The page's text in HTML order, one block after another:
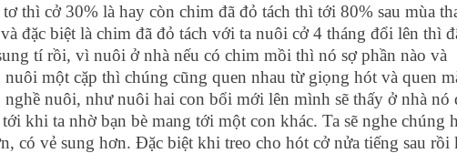
thì cở 30% là hay còn chim đã đỏ tách thì tới 80% sau mùa
đặc biệt là chim đã đỏ tách với ta nuôi cở 4 tháng đổi lên thì
tí rồi, vì nuôi ở nhà nếu có chim mồi thì nó sợ phần nào và
một cặp thì chúng cũng quen nhau từ giọng hót và quen
nuôi, như nuôi hai con bổi mới lên mình sẽ thấy ở nhà nó
khi ta nhờ bạn bè mang tới một con khác. Ta sẽ nghe chúng
có vẻ sung hơn. Đặc biệt khi treo cho hót cở nửa tiếng sau rồi